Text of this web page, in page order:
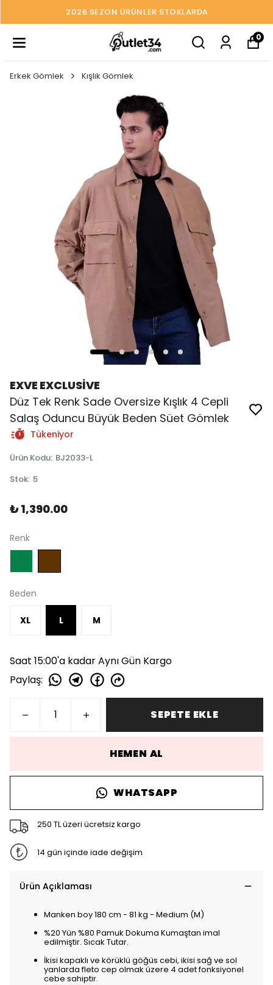
2026 SEZON ÜRÜNLER STOKLARDA
0
Erkek Gömlek Kışlık Gömlek
EXVE EXCLUSİVE
Düz Tek Renk Sade Oversize Kışlık 4 Cepli
Salaş Oduncu Büyük Beden Süet Gömlek
Tükeniyor
Ürün Kodu: BJ2033-L
Stok: 5
₺ 1,390.00
Renk
Beden
XL L M
Saat 15:00'a kadar Aynı Gün Kargo
Paylaş:
SEPETE EKLE
HEMEN AL
WHATSAPP
250 TL üzeri ücretsiz kargo
14 gün içinde iade değişim
Ürün Açıklaması
Manken boy 180 cm - 81 kg - Medium (M)
%20 Yün %80 Pamuk Dokuma Kumaştan imal
edilmiştir. Sıcak Tutar.
İkisi kapaklı ve körüklü göğüs cebi, ikisi sağ ve sol
yanlarda fleto cep olmak üzere 4 adet fonksiyonel
cebe sahiptir.